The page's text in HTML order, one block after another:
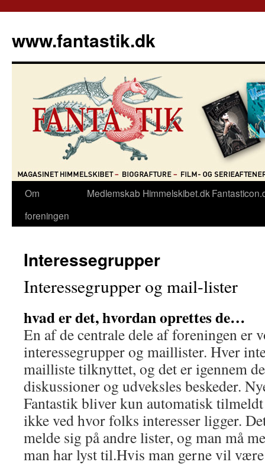
indhold
www.fantastik.dk
Om
foreningen
Medlemskab Himmelskibet.dk
Interessegrupper
Interessegrupper og mail-lister
hvad er det, hvordan oprettes de…
En af de centrale dele af foreningen er
interessegrupper og maillister. Hver
mailliste tilknyttet, og det er igennem
diskussioner og udveksles beskeder.
Fantastik bliver kun automatisk
ikke ved hvor folks interesser ligger.
melde sig på andre lister, og man må
man har lyst til.Hvis man gerne vil